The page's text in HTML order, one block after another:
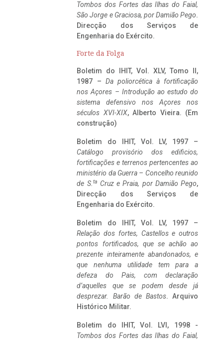
Tombos dos Fortes das Ilhas do Faial,
São Jorge e Graciosa, por Damião Pego.
Direcção dos Serviços de
Engenharia do Exército.
Forte da Folga
Boletim do IHIT, Vol. XLV, Tomo II,
1987 – Da poliorcética à fortificação
nos Açores – Introdução ao estudo do
sistema defensivo nos Açores nos
séculos XVI-XIX, Alberto Vieira. (Em
construção)
Boletim do IHIT, Vol. LV, 1997 –
Catálogo provisório dos edificios,
fortificações e terrenos pertencentes ao
ministério da Guerra – Concelho reunido
de S. ta Cruz e Praia, por Damião Pego,
Direcção dos Serviços de
Engenharia do Exército.
Boletim do IHIT, Vol. LV, 1997 –
Relação dos fortes, Castellos e outros
pontos fortificados, que se achão ao
prezente inteiramente abandonados, e
que nenhuma utilidade tem para a
defeza do Pais, com declaração
d’aquelles que se podem desde já
desprezar. Barão de Bastos. Arquivo
Histórico Militar.
Boletim do IHIT, Vol. LVI, 1998 -
Tombos dos Fortes das Ilhas do Faial,